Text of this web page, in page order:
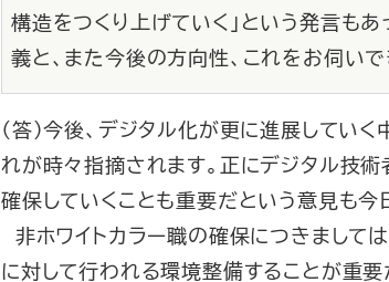
構造をつくり上げていく」という発言も
義と、また今後の方向性、これをお伺いで
（答）今後、デジタル化が更に進展してい
れが時々指摘されます。正にデジタル技術
確保していくことも重要だという意見も今
非ホワイトカラー職の確保につきまして
に対して行われる環境整備することが重要